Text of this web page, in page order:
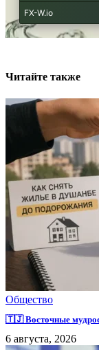
Читайте также
Общество
🇹🇯 Восточные
6 августа, 2026